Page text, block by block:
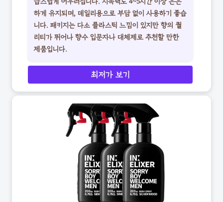
급스럽게 어우러집니다. 지속력도 4~5시간 이상 은은
하게 유지되며, 데일리용으로 부담 없이 사용하기 좋습
니다. 패키지는 다소 플라스틱 느낌이 있지만 향의 퀄
리티가 뛰어나 향수 입문자나 대체제로 추천할 만한
제품입니다.
최저가 보기